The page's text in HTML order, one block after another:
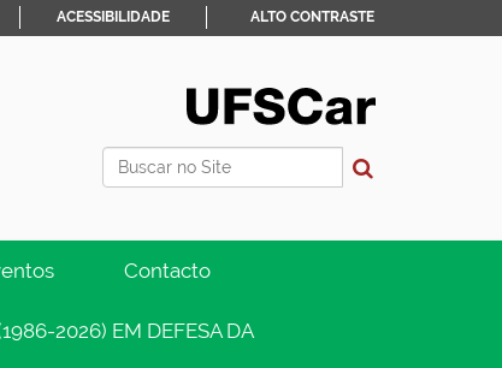
Busca
ACESSIBILIDADE ALTO CONTRASTE
Contacto
2026) EM DEFESA DA